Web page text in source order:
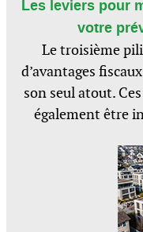
Les leviers pour
votre
Le troisième
d’avantages
son seul atout.
également être